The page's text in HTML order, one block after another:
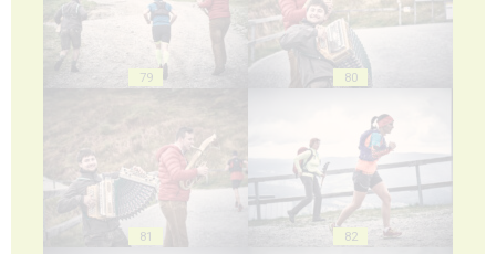
79 80
81 82